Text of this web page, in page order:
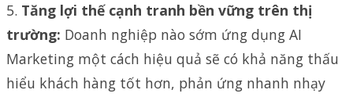
5. Tăng lợi thế cạnh tranh bền vững trên thị
trường: Doanh nghiệp nào sớm ứng dụng AI
Marketing một cách hiệu quả sẽ có khả năng thấu
hiểu khách hàng tốt hơn, phản ứng nhanh nhạy